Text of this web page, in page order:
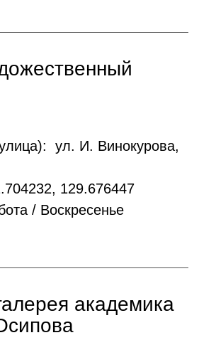
ул. И. Винокурова,
129.676447
/ Воскресенье
академика